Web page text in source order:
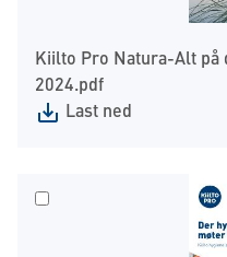
Kiilto Pro Natura-Alt
2024.pdf
Last ned